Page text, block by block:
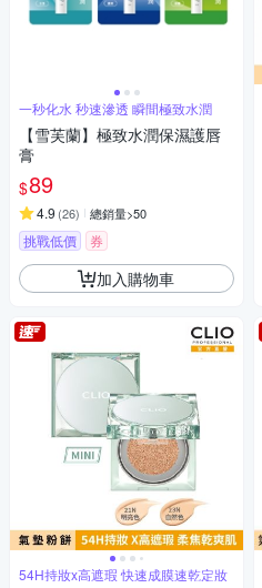
一秒化水 秒速滲透 瞬間極致水潤
【雪芙蘭】極致水潤保濕護唇
膏
$89
4.9 (26) 總銷量>50
挑戰低價 券
加入購物車
54H持妝x高遮瑕 快速成膜速乾定妝